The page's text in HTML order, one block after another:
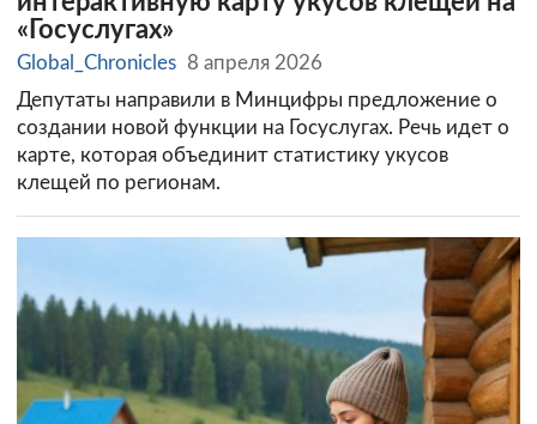
«Госуслугах»
Global_Chronicles 8 апреля 2026
Депутаты направили в Минцифры предложение о
создании новой функции на Госуслугах. Речь идет о
карте, которая объединит статистику укусов
клещей по регионам.